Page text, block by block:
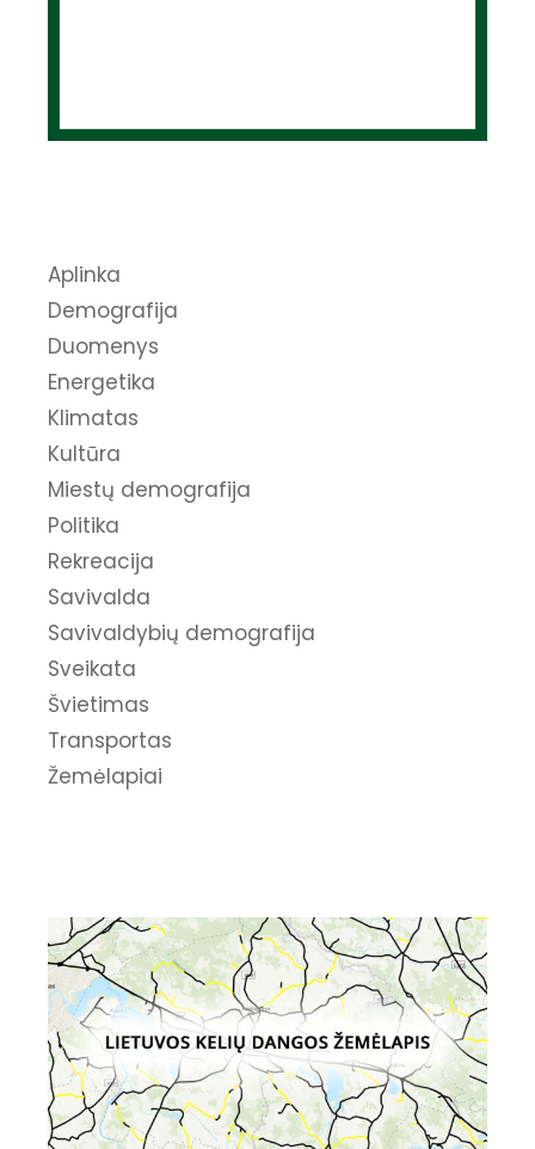
Aplinka
Demografija
Duomenys
Energetika
Klimatas
Kultūra
Miestų demografija
Politika
Rekreacija
Savivalda
Savivaldybių demografija
Sveikata
Švietimas
Transportas
Žemėlapiai